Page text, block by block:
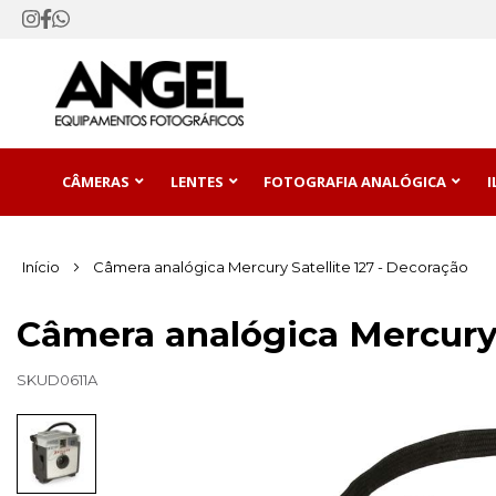
CÂMERAS LENTES FOTOGRAFIA ANALÓGICA
Início Câmera analógica Mercury Satellite 127 - Decoração
Câmera analógica
SKUD0611A
Pular
para